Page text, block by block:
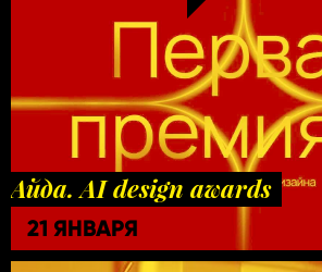
Айда. AI design awards
21 ЯНВАРЯ